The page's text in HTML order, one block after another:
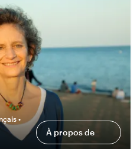
•
À propos de